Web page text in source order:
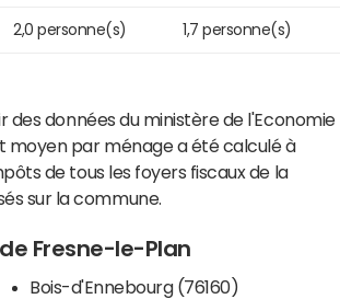
2,0 personne(s) 1,7 personne(s)
données du ministère de l'Economie
moyen par ménage a été calculé à
de tous les foyers fiscaux de la
sur la commune.
Fresne-le-Plan
Bois-d'Ennebourg (76160)